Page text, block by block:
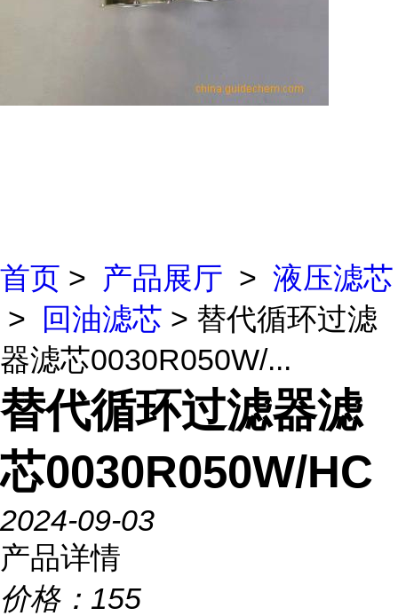
首页 > 产品展厅 > 液压滤芯
>
回油滤芯 > 替代循环过滤
器滤芯0030R050W/...
替代循环过滤器滤
芯0030R050W/HC
2024-09-03
产品详情
价格： 155